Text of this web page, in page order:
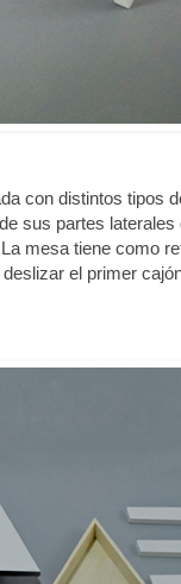
con distintos tipos
sus partes
mesa tiene como
el primer